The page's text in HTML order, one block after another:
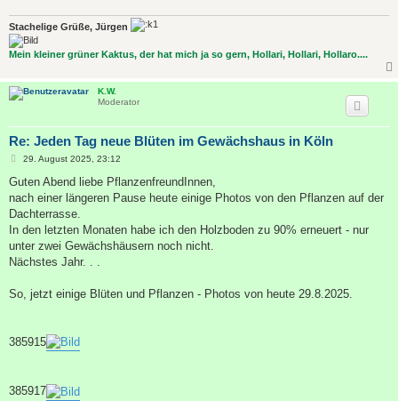
Stachelige Grüße, Jürgen
Mein kleiner grüner Kaktus, der hat mich ja so gern, Hollari, Hollari, Hollaro....
K.W.
Moderator
Re: Jeden Tag neue Blüten im Gewächshaus in Köln
B
i
r
a
29. August 2025, 23:12
Guten Abend liebe PflanzenfreundInnen,
nach einer längeren Pause heute einige Photos von den Pflanzen auf der
Dachterrasse.
In den letzten Monaten habe ich den Holzboden zu 90% erneuert - nur
unter zwei Gewächshäusern noch nicht.
Nächstes Jahr. . .
So, jetzt einige Blüten und Pflanzen - Photos von heute 29.8.2025.
385915
385917